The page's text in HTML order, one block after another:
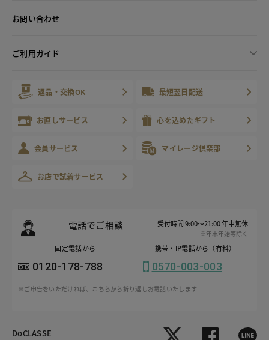
お問い合わせ
ご利用ガイド
返品・交換OK 最短翌日配送
お直しサービス 心を込めたギフト
会員サービス マイレージ倶楽部
お店で試着サービス
電話でご相談 受付時間 9:00～21:00 年中無休
※年末年始等除く
固定電話から
0120-178-788
携帯・IP電話から（有料）
0570-003-003
※ご申告をいただければ、こちらから折り返しお電話いたします
DoCLASSE